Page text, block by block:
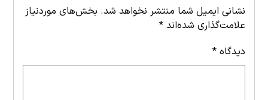
نشانی ایمیل شما منتشر نخواهد شد. بخش‌های موردنیاز
علامت‌گذاری شده‌اند*
دیدگاه*